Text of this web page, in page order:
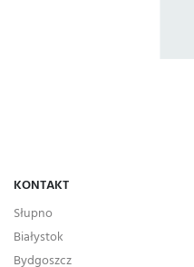
KONTAKT
Słupno
Białystok
Bydgoszcz